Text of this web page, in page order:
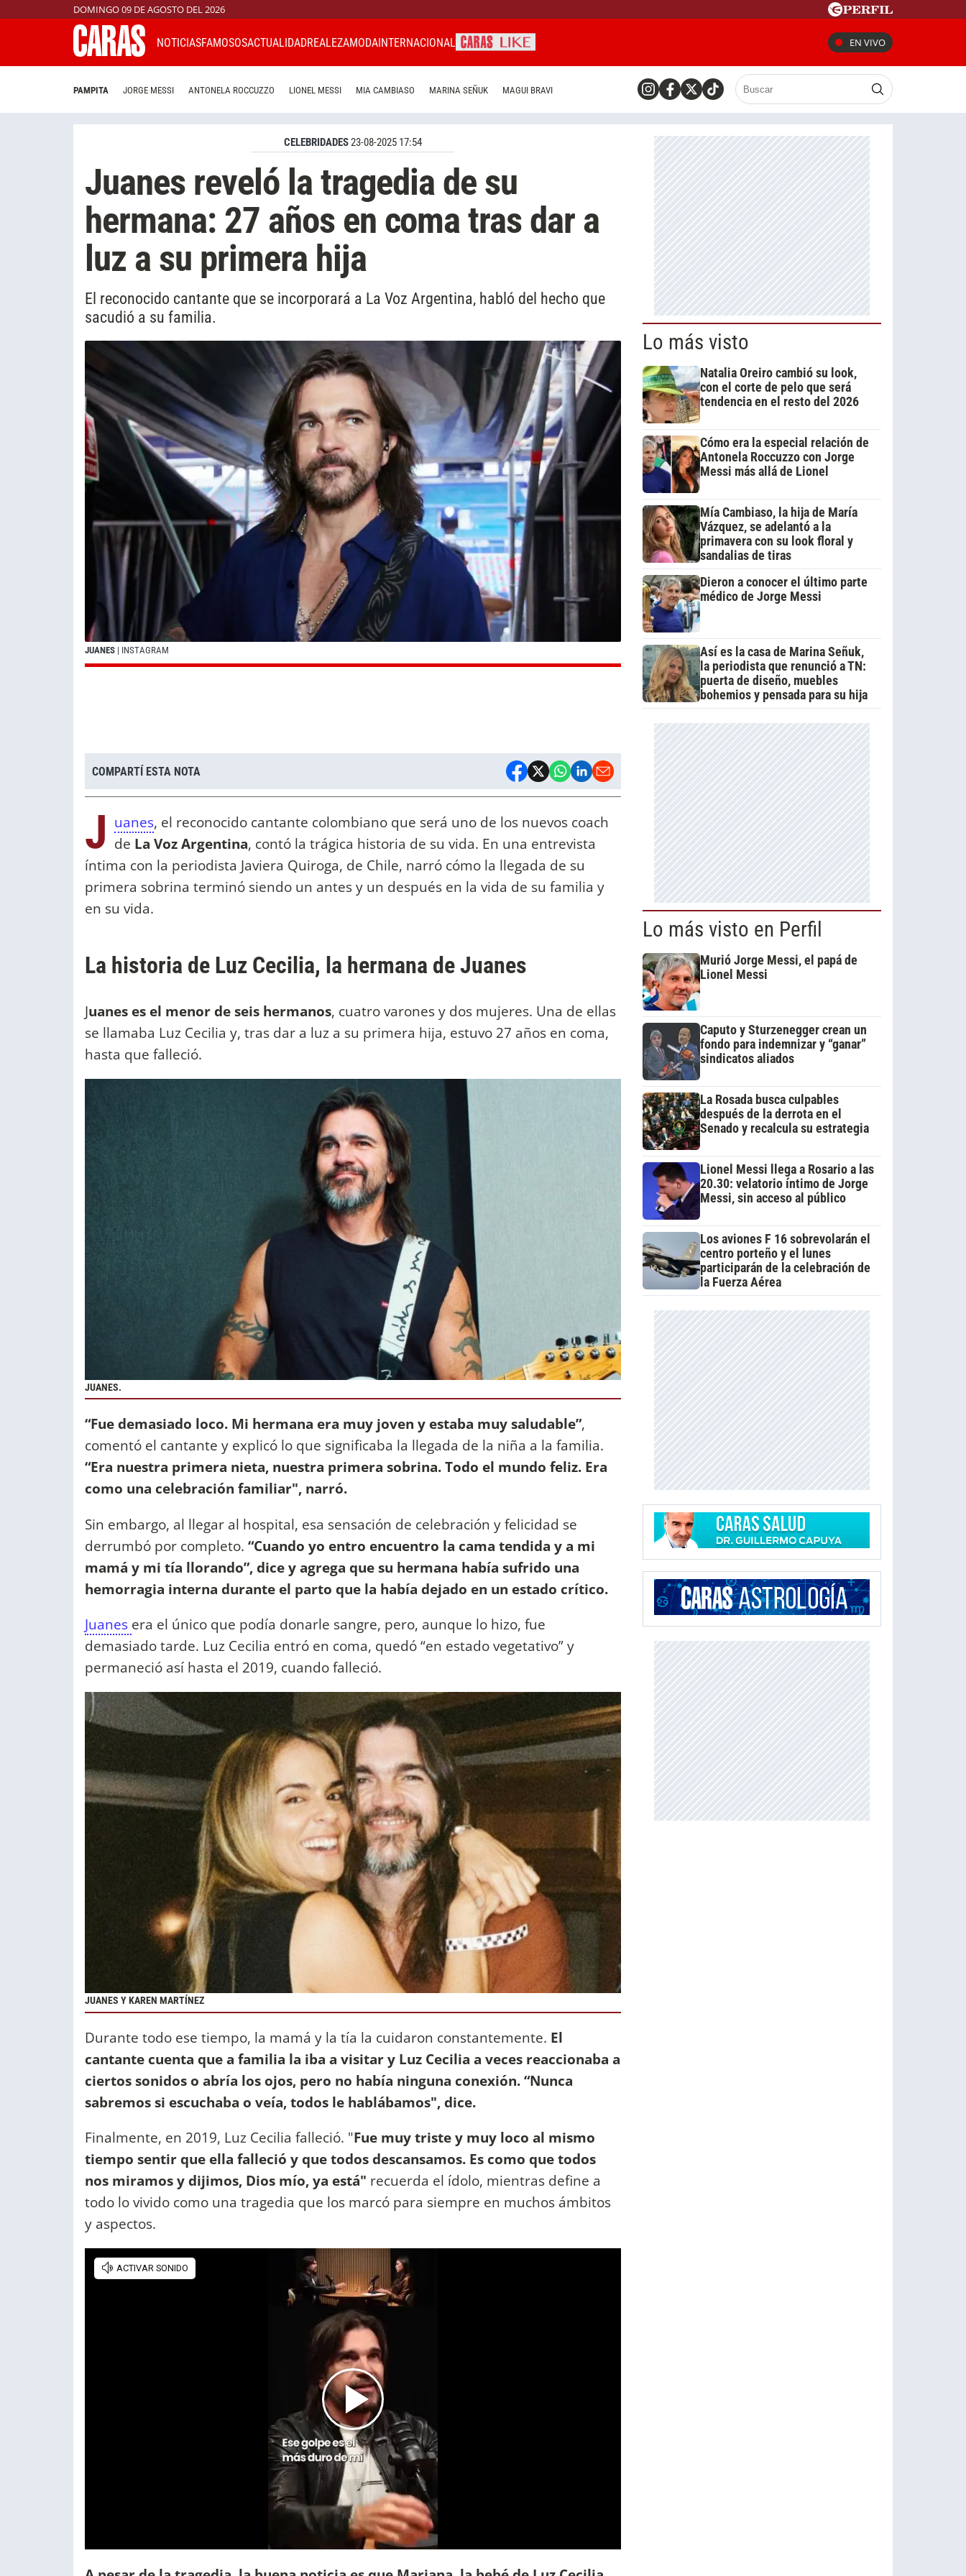
DOMINGO 09 DE AGOSTO DEL 2026
NOTICIASFAMOSOSACTUALIDADREALEZAMODAINTERNACIONAL EN VIVO
PAMPITA JORGE MESSI ANTONELA ROCCUZZO LIONEL MESSI MIA CAMBIASO MARINA SEÑUK MAGUI BRAVI
CELEBRIDADES23-08-2025 17:54
Juanes reveló la tragedia de su
hermana: 27 años en coma tras dar a
luz a su primera hija
El reconocido cantante que se incorporará a La Voz Argentina, habló del hecho que
sacudió a su familia.
JUANES | INSTAGRAM
COMPARTÍ ESTA NOTA
J uanes, el reconocido cantante colombiano que será uno de los nuevos coach
de La Voz Argentina, contó la trágica historia de su vida. En una entrevista
íntima con la periodista Javiera Quiroga, de Chile, narró cómo la llegada de su
primera sobrina terminó siendo un antes y un después en la vida de su familia y
en su vida.
La historia de Luz Cecilia, la hermana de Juanes
Juanes es el menor de seis hermanos, cuatro varones y dos mujeres. Una de ellas
se llamaba Luz Cecilia y, tras dar a luz a su primera hija, estuvo 27 años en coma,
hasta que falleció.
JUANES.
“Fue demasiado loco. Mi hermana era muy joven y estaba muy saludable”,
comentó el cantante y explicó lo que significaba la llegada de la niña a la familia.
“Era nuestra primera nieta, nuestra primera sobrina. Todo el mundo feliz. Era
como una celebración familiar", narró.
Sin embargo, al llegar al hospital, esa sensación de celebración y felicidad se
derrumbó por completo. “Cuando yo entro encuentro la cama tendida y a mi
mamá y mi tía llorando”, dice y agrega que su hermana había sufrido una
hemorragia interna durante el parto que la había dejado en un estado crítico.
Juanes era el único que podía donarle sangre, pero, aunque lo hizo, fue
demasiado tarde. Luz Cecilia entró en coma, quedó “en estado vegetativo” y
permaneció así hasta el 2019, cuando falleció.
JUANES Y KAREN MARTÍNEZ
Durante todo ese tiempo, la mamá y la tía la cuidaron constantemente. El
cantante cuenta que a familia la iba a visitar y Luz Cecilia a veces reaccionaba a
ciertos sonidos o abría los ojos, pero no había ninguna conexión. “Nunca
sabremos si escuchaba o veía, todos le hablábamos", dice.
Finalmente, en 2019, Luz Cecilia falleció. "Fue muy triste y muy loco al mismo
tiempo sentir que ella falleció y que todos descansamos. Es como que todos
nos miramos y dijimos, Dios mío, ya está" recuerda el ídolo, mientras define a
todo lo vivido como una tragedia que los marcó para siempre en muchos ámbitos
y aspectos.
Lo más visto
Natalia Oreiro cambió su look,
con el corte de pelo que será
tendencia en el resto del 2026
Cómo era la especial relación de
Antonela Roccuzzo con Jorge
Messi más allá de Lionel
Mía Cambiaso, la hija de María
Vázquez, se adelantó a la
primavera con su look floral y
sandalias de tiras
Dieron a conocer el último parte
médico de Jorge Messi
Así es la casa de Marina Señuk,
la periodista que renunció a TN:
puerta de diseño, muebles
bohemios y pensada para su hija
Lo más visto en Perfil
Murió Jorge Messi, el papá de
Lionel Messi
Caputo y Sturzenegger crean un
fondo para indemnizar y “ganar”
sindicatos aliados
La Rosada busca culpables
después de la derrota en el
Senado y recalcula su estrategia
Lionel Messi llega a Rosario a las
20.30: velatorio íntimo de Jorge
Messi, sin acceso al público
Los aviones F 16 sobrevolarán el
centro porteño y el lunes
participarán de la celebración de
la Fuerza Aérea